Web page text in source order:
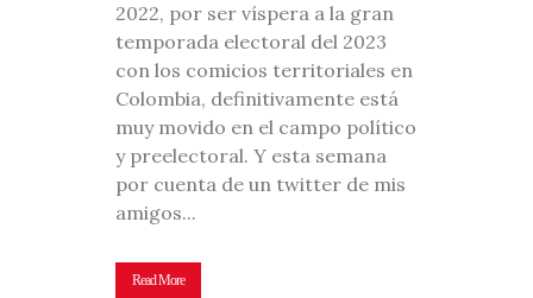
2022, por ser víspera a la gran
temporada electoral del 2023
con los comicios territoriales en
Colombia, definitivamente está
muy movido en el campo político
y preelectoral. Y esta semana
por cuenta de un twitter de mis
amigos...
Read More